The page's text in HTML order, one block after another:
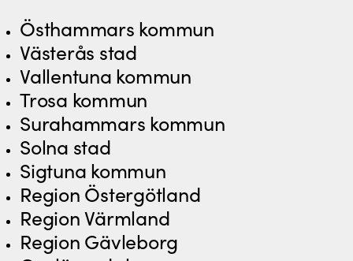
Östhammars kommun
Västerås stad
Vallentuna kommun
Trosa kommun
Surahammars kommun
Solna stad
Sigtuna kommun
Region Östergötland
Region Värmland
Region Gävleborg